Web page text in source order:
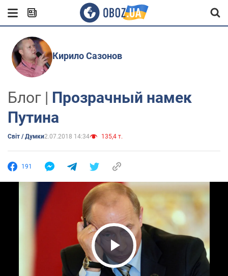
Кирило Сазонов
Блог | Прозрачный намек
Путина
Світ / Думки2.07.2018 14:34 135,4 т.
191
Play Video